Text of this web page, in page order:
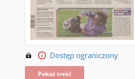
Dostęp ograniczony
Pokaż treść